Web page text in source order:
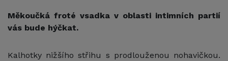
Měkoučká froté vsadka v oblasti intimních partií
vás bude hýčkat.
Kalhotky nižšího střihu s prodlouženou nohavičkou.